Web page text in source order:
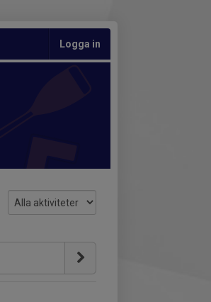
Logga in